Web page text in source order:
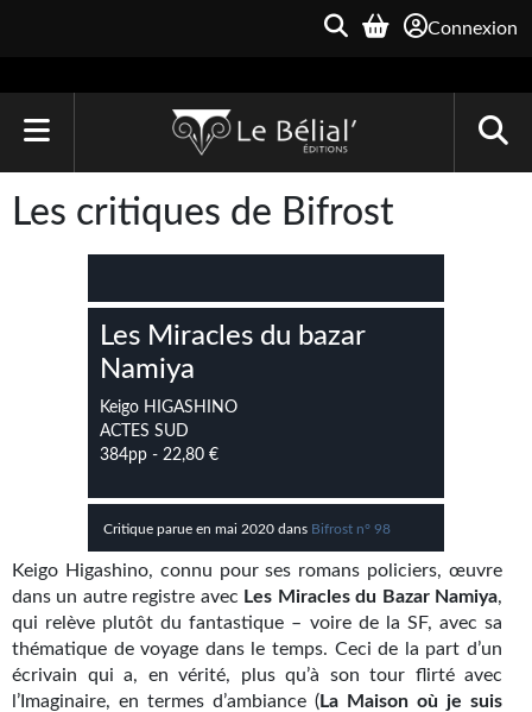
Connexion
Le Bélial'
Une Heure-Lumière
Archive du Futur
Parallaxe
Quarante-Deux
Kvasar
Pulps
Wotan
Étoiles vives
Les critiques de Bifrost
Les Miracles du bazar
Namiya
Keigo HIGASHINO
ACTES SUD
384pp - 22,80 €
Critique parue en mai 2020 dans Bifrost n° 98
Keigo Higashino, connu pour ses romans policiers, œuvre
dans un autre registre avec Les Miracles du Bazar Namiya,
qui relève plutôt du fantastique – voire de la SF, avec sa
thématique de voyage dans le temps. Ceci de la part d’un
écrivain qui a, en vérité, plus qu’à son tour flirté avec
l’Imaginaire, en termes d’ambiance (La Maison où je suis